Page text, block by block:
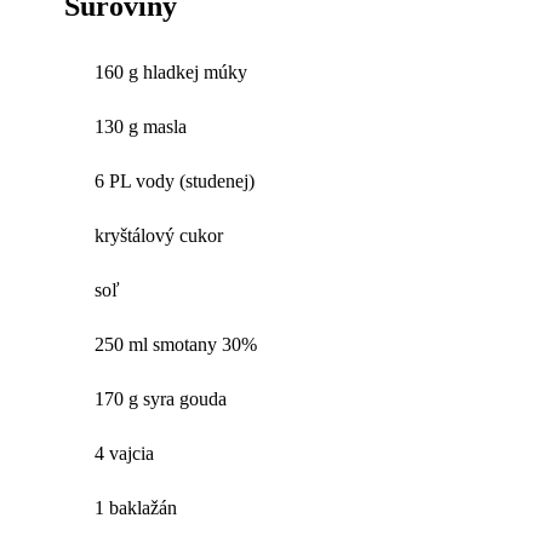
160 g hladkej múky
130 g masla
6 PL vody (studenej)
kryštálový cukor
soľ
250 ml smotany 30%
170 g syra gouda
4 vajcia
1 baklažán